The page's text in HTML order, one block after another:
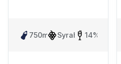
750ml Syrah 14%